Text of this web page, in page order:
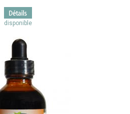
disponible